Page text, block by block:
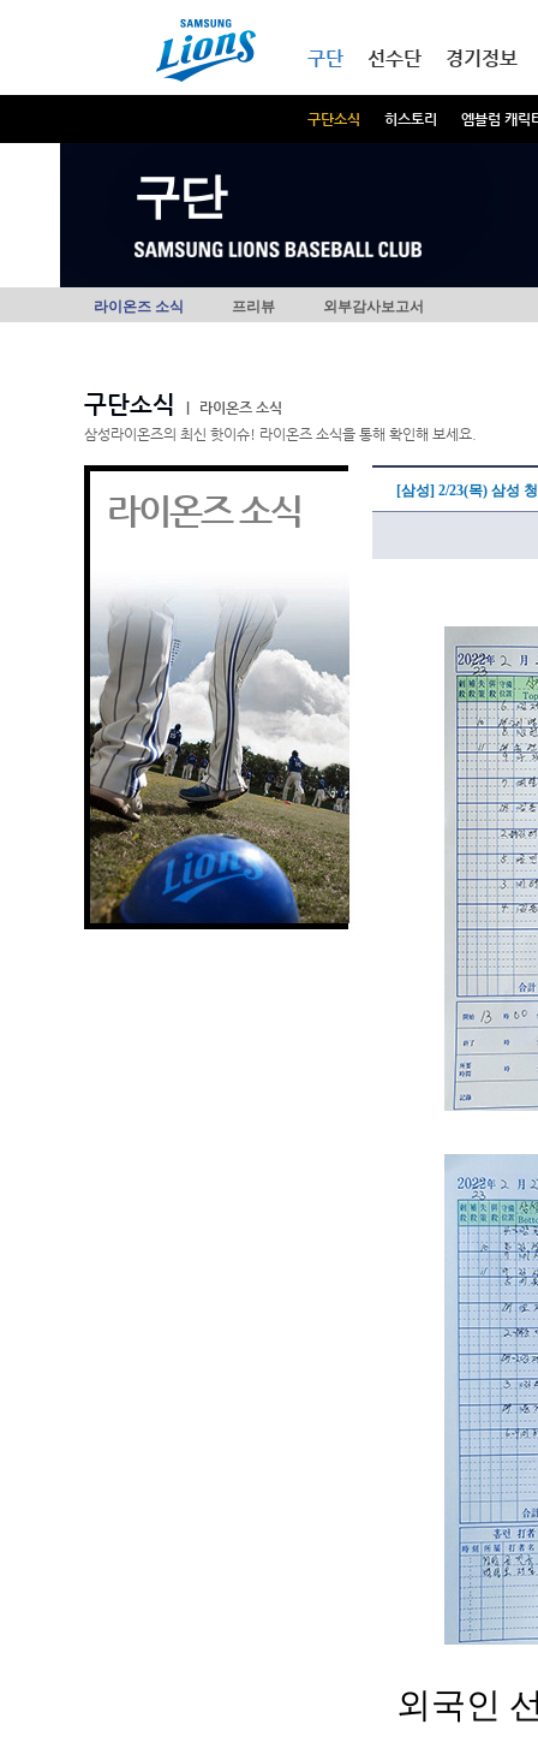
구단
구단소식 히스토리 엠블럼 캐릭
선수단 경기정보
구단
라이온즈 소식 프리뷰 외부감사보고서
구단소식
라이온즈 소식
삼성라이온즈의 최신 핫이슈! 라이온즈 소식을 통해 확인해 보세요.
라이온즈 소식 [삼성] 2/23(목) 삼성
외국인